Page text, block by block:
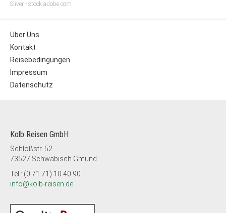
Sliver - stock.adobe.com
Über Uns
Kontakt
Reisebedingungen
Impressum
Datenschutz
Kolb Reisen GmbH
Schloßstr. 52
73527 Schwäbisch Gmünd
Tel.: (0 71 71) 10 40 90
info@kolb-reisen.de